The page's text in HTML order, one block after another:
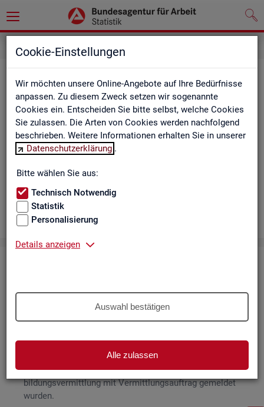
Cookie-Einstellungen
Wir möchten unsere Online-Angebote auf Ihre Bedürfnisse
anpassen. Zu diesem Zweck setzen wir sogenannte
Cookies ein. Entscheiden Sie bitte selbst, welche Cookies
Sie zulassen. Die Arten von Cookies werden nachfolgend
beschrieben. Weitere Informationen erhalten Sie in unserer
Datenschutzerklärung .
Bitte wählen Sie aus:
Technisch Notwendig
Statistik
Personalisierung
Details anzeigen
Auswahl bestätigen
Alle zulassen
Aus­bil­dungs­markt
Das Da­sh­board zeigt die wich­tigs­ten Daten zum Aus­bil­dungs­
markt in in­ter­ak­ti­ven Gra­fi­ken und Ta­bel­len. Für Deutsch­land,
Län­der, Krei­se, Agen­tur­be­zir­ke und Ar­beits­markt­re­gio­nen bil­
det es ge­mel­de­te Be­wer­be­rin­nen und Be­wer­ber sowie Be­rufs­
aus­bil­dungs­stel­len nach ge­frag­ten Merk­ma­len ab, bei­spiels­
wei­se Be­ru­fe. Neue Daten gibt es mo­nat­lich für März bis Sep­
DieAus­bil­dungs­markt­sta­tis­tik be­rich­tet über
Be­wer­be­rin­nen und Be­wer­ber für Be­rufs­aus­bil­
der Agen­tu­ren für Ar­beit undJob­cen­terzum Aus­bil­dungs­
markt in An­spruch neh­men, sowie
Be­rufs­aus­bil­dungs­stel­len, die beiAAundJCfür die Aus­
bil­dungs­ver­mitt­lung mit Ver­mitt­lungs­auf­trag ge­mel­det
wur­den.